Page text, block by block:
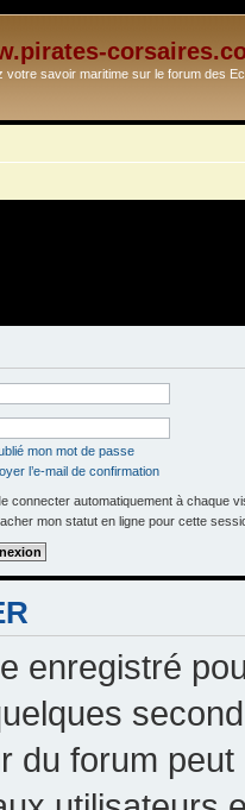
votre savoir maritime sur le forum des
mon mot de passe
l’e-mail de confirmation
connecter automatiquement à chaque
mon statut en ligne pour cette
enregistré
du forum